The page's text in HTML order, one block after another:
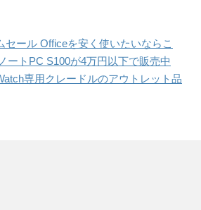
セール Officeを安く使いたいならこ
ートPC S100が4万円以下で販売中
専用クレードルのアウトレット品